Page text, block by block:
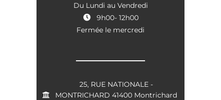
Du Lundi au Vendredi
9h00- 12h00
Fermée le mercredi
25, RUE NATIONALE -
MONTRICHARD 41400 Montrichard